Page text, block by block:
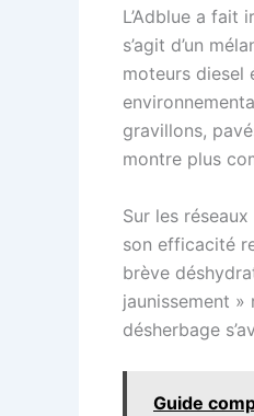
L’Adblue a fait
s’agit d’un
moteurs diesel
gravillons,
montre plus
Sur les
son efficacité
brève
jaunissement
désherbage
Guide